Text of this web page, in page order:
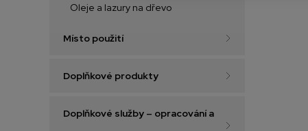
Oleje a lazury na dřevo
Místo použití
Doplňkové produkty
Doplňkové služby – opracování a